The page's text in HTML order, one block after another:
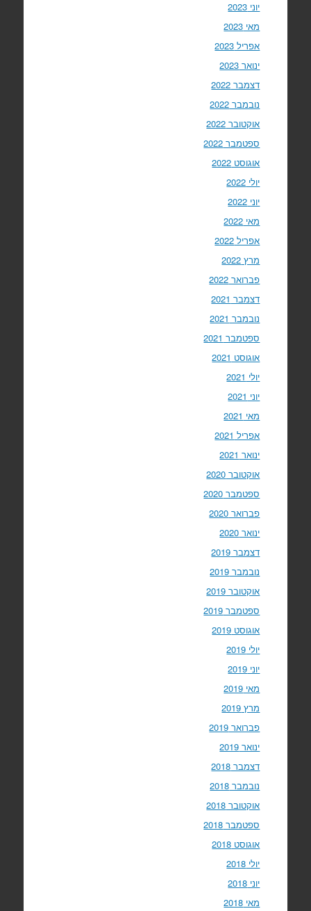
יוני 2023
מאי 2023
אפריל 2023
ינואר 2023
דצמבר 2022
נובמבר 2022
אוקטובר 2022
ספטמבר 2022
אוגוסט 2022
יולי 2022
יוני 2022
מאי 2022
אפריל 2022
מרץ 2022
פברואר 2022
דצמבר 2021
נובמבר 2021
ספטמבר 2021
אוגוסט 2021
יולי 2021
יוני 2021
מאי 2021
אפריל 2021
ינואר 2021
אוקטובר 2020
ספטמבר 2020
פברואר 2020
ינואר 2020
דצמבר 2019
נובמבר 2019
אוקטובר 2019
ספטמבר 2019
אוגוסט 2019
יולי 2019
יוני 2019
מאי 2019
מרץ 2019
פברואר 2019
ינואר 2019
דצמבר 2018
נובמבר 2018
אוקטובר 2018
ספטמבר 2018
אוגוסט 2018
יולי 2018
יוני 2018
מאי 2018